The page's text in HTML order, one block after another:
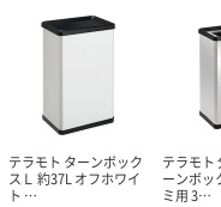
テラモト ターンボック
スＬ 約37L オフホワイ
ト …
テラモト
ーンボッ
ミ用 3…